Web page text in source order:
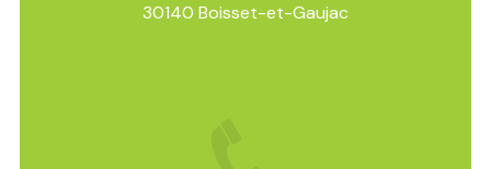
30140 Boisset-et-Gaujac